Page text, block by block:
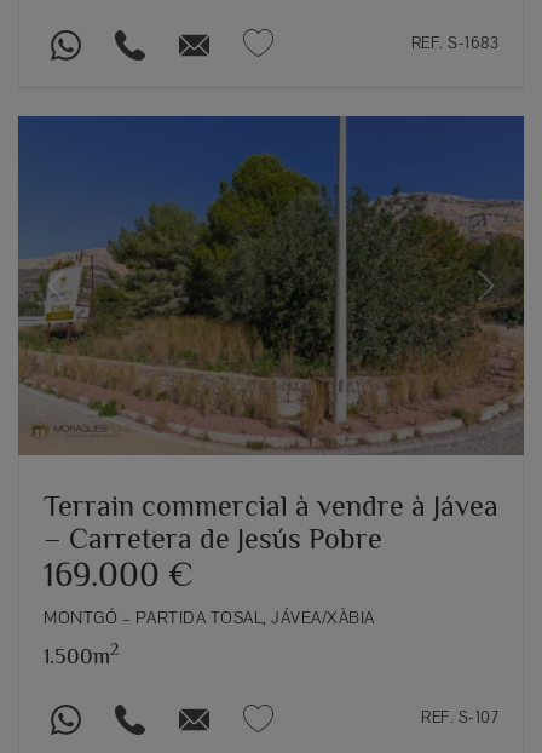
REF. S-1683
Previous Next
Terrain commercial à vendre à Jávea
– Carretera de Jesús Pobre
169.000 €
MONTGÓ – PARTIDA TOSAL, JÁVEA/XÀBIA
1.500m2
REF. S-107